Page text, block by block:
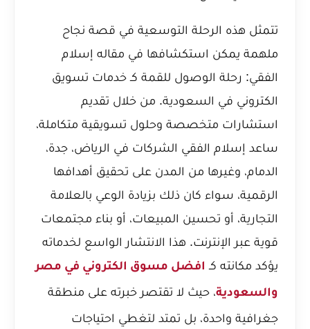
تتمثل هذه الرحلة التوسعية في قصة نجاح
ملهمة يمكن استكشافها في مقاله إسلام
الفقي: رحلة الوصول للقمة كـ خدمات تسويق
الكتروني في السعودية. من خلال تقديم
استشارات متخصصة وحلول تسويقية متكاملة،
ساعد إسلام الفقي الشركات في الرياض، جدة،
الدمام، وغيرها من المدن على تحقيق أهدافها
الرقمية، سواء كان ذلك بزيادة الوعي بالعلامة
التجارية، أو تحسين المبيعات، أو بناء مجتمعات
قوية عبر الإنترنت. هذا الانتشار الواسع لخدماته
يؤكد مكانته كـ افضل مسوق الكتروني في مصر
والسعودية، حيث لا تقتصر خبرته على منطقة
جغرافية واحدة، بل تمتد لتغطي احتياجات